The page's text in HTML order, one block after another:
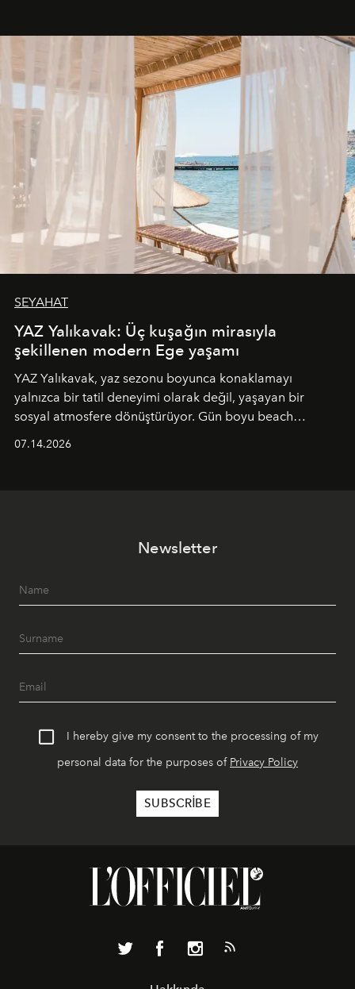
SEYAHAT
YAZ Yalıkavak: Üç kuşağın mirasıyla
şekillenen modern Ege yaşamı
YAZ Yalıkavak, yaz sezonu boyunca konaklamayı
yalnızca bir tatil deneyimi olarak değil, yaşayan bir
sosyal atmosfere dönüştürüyor. Gün boyu beach
geceye taşıyarak her hafta farklı bir deneyim sunuyor.
07.14.2026
Newsletter
I hereby give my consent to the processing of my
personal data for the purposes of Privacy Policy